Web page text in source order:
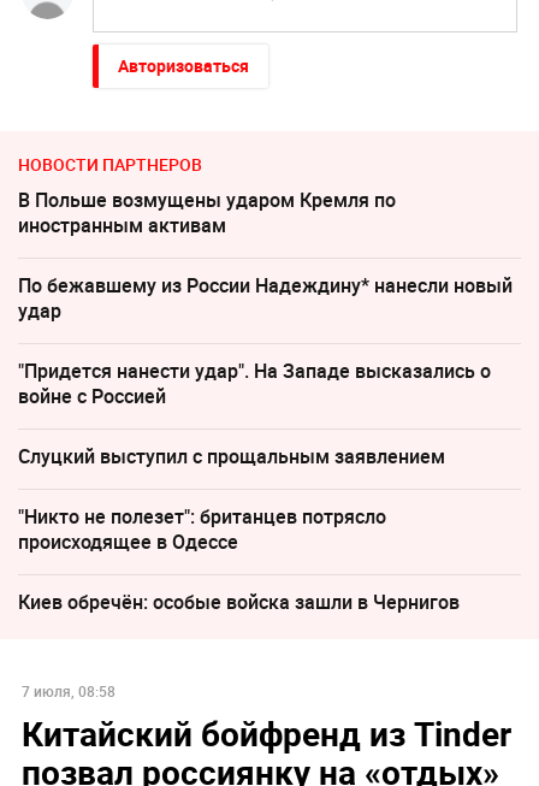
Авторизоваться
НОВОСТИ ПАРТНЕРОВ
В Польше возмущены ударом Кремля по
иностранным активам
По бежавшему из России Надеждину* нанесли новый
удар
"Придется нанести удар". На Западе высказались о
войне с Россией
Слуцкий выступил с прощальным заявлением
"Никто не полезет": британцев потрясло
происходящее в Одессе
Киев обречён: особые войска зашли в Чернигов
7 июля, 08:58
Китайский бойфренд из Tinder
позвал россиянку на «‎отдых»